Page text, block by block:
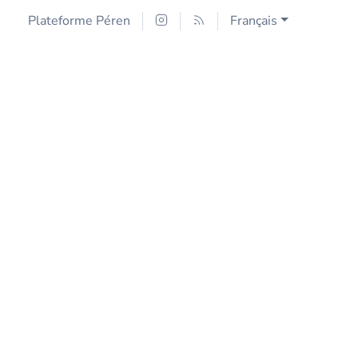
Plateforme Péren Français